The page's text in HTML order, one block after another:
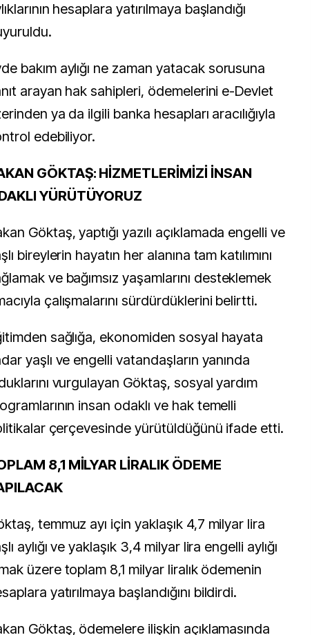
hesaplara yatırılmaya başlandığı
bakım aylığı ne zaman yatacak sorusuna
arayan hak sahipleri, ödemelerini e-Devlet
ya da ilgili banka hesapları aracılığıyla
edebiliyor.
GÖKTAŞ: HİZMETLERİMİZİ İNSAN
YÜRÜTÜYORUZ
Göktaş, yaptığı yazılı açıklamada engelli ve
bireylerin hayatın her alanına tam katılımını
ve bağımsız yaşamlarını desteklemek
çalışmalarını sürdürdüklerini belirtti.
sağlığa, ekonomiden sosyal hayata
yaşlı ve engelli vatandaşların yanında
vurgulayan Göktaş, sosyal yardım
insan odaklı ve hak temelli
çerçevesinde yürütüldüğünü ifade etti.
8,1 MİLYAR LİRALIK ÖDEME
temmuz ayı için yaklaşık 4,7 milyar lira
aylığı ve yaklaşık 3,4 milyar lira engelli aylığı
üzere toplam 8,1 milyar liralık ödemenin
yatırılmaya başlandığını bildirdi.
Göktaş, ödemelere ilişkin açıklamasında